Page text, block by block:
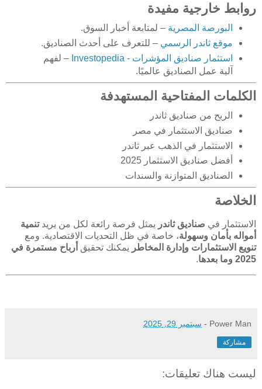
روابط خارجية مفيدة
البورصة المصرية – لمتابعة أخبار السوق.
موقع ثاندر الرسمي – للتعرف على أحدث الصناديق.
استثمار صناديق المؤشرات - Investopedia
– لفهم
آلية عمل الصناديق عالميًا.
الكلمات المفتاحية المستهدفة
الربح من صناديق ثاندر
صناديق الاستثمار في مصر
الاستثمار في الذهب عبر ثاندر
أفضل صناديق الاستثمار 2025
الصناديق المتوازنة والسندات
الخلاصة
الاستثمار في صناديق ثاندر يمثل فرصة رائعة لكل من يريدتنمية
أمواله بأمان وسهولة، خاصة في ظل التحديات الاقتصادية. ومع
تنويع الاستثمارات وإدارة المخاطر يمكنك تحقيق أرباح مستمرة في
2025 وما بعدها
.
Power Man
- سبتمبر 29, 2025
مشاركة
ليست هناك تعليقات: